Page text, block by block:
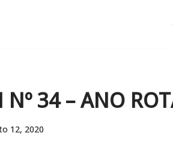
Nº 34 – ANO
12, 2020